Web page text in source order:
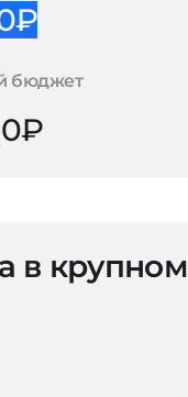
бюджет
в крупном